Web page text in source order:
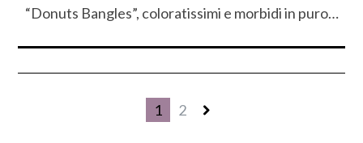
“Donuts Bangles”, coloratissimi e morbidi in puro…
1 2